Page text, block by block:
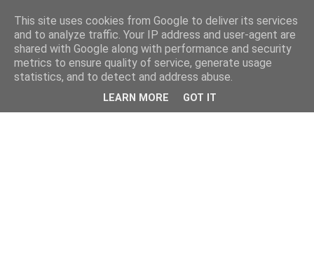
This site uses cookies from Google to deliver its services
and to analyze traffic. Your IP address and user-agent are
shared with Google along with performance and security
metrics to ensure quality of service, generate usage
statistics, and to detect and address abuse.
LEARN MORE GOT IT